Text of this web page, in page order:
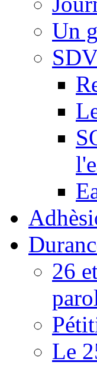
Un
26
Le